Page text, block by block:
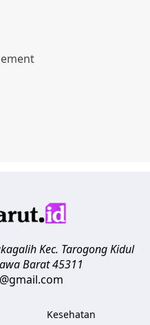
Kec. Tarogong Kidul
Barat45311
Kesehatan